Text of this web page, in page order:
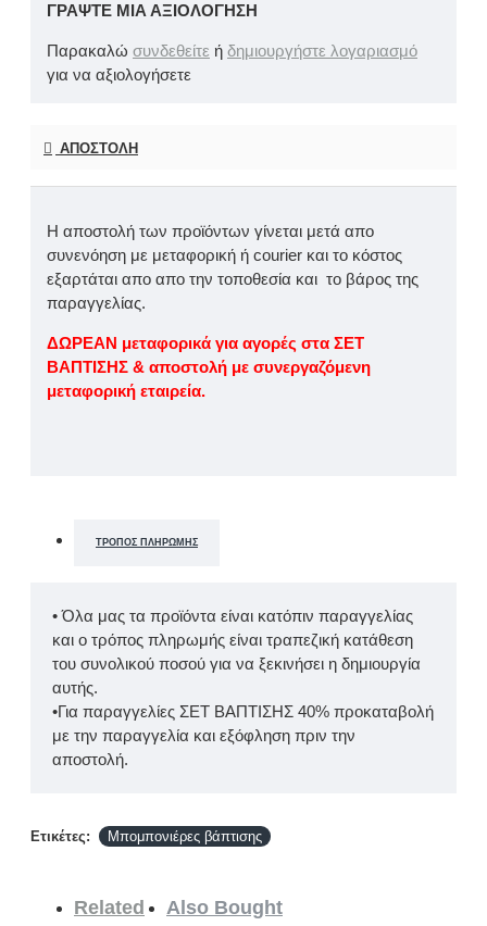
ΓΡΆΨΤΕ ΜΙΑ ΑΞΙΟΛΌΓΗΣΗ
Παρακαλώ συνδεθείτε ή δημιουργήστε λογαριασμό
για να αξιολογήσετε
ΑΠΟΣΤΟΛΉ
Η αποστολή των προϊόντων γίνεται μετά απο
συνενόηση με μεταφορική ή courier και το κόστος
εξαρτάται απο απο την τοποθεσία και το βάρος της
παραγγελίας.
ΔΩΡΕΑΝ μεταφορικά για αγορές στα ΣΕΤ
ΒΑΠΤΙΣΗΣ & αποστολή με συνεργαζόμενη
μεταφορική εταιρεία.
ΤΡΌΠΟΣ ΠΛΗΡΩΜΉΣ
• Όλα μας τα προϊόντα είναι κατόπιν παραγγελίας
και ο τρόπος πληρωμής είναι τραπεζική κατάθεση
του συνολικού ποσού για να ξεκινήσει η δημιουργία
αυτής.
•Για παραγγελίες ΣΕΤ ΒΑΠΤΙΣΗΣ 40% προκαταβολή
με την παραγγελία και εξόφληση πριν την
αποστολή.
Ετικέτες: Μπομπονιέρες βάπτισης
Related Also Bought